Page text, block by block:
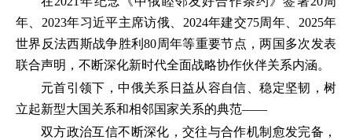
年、2023年习近平主席访俄、2024年建交75周年、2025年
世界反法西斯战争胜利80周年等重要节点，两国多次发表
联合声明，不断深化新时代全面战略协作伙伴关系内涵。
元首引领下，中俄关系日益从容自信、稳定坚韧，树
立起新型大国关系和相邻国家关系的典范——
双方政治互信不断深化，交往与合作机制愈发完备，